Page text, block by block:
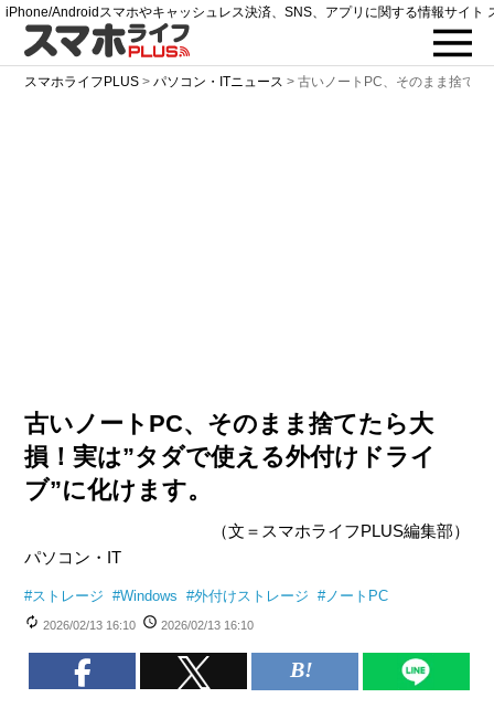
iPhone/Androidスマホやキャッシュレス決済、SNS、アプリに関する情報サイト
スマホライフPLUS >パソコン・ITニュース >古いノートPC、そのまま捨てた
古いノートPC、そのまま捨てたら大
損！実は”タダで使える外付けドライ
ブ”に化けます。
（文＝スマホライフPLUS編集部）
パソコン・IT
#ストレージ #Windows #外付けストレージ #ノートPC
2026/02/13 16:10 2026/02/13 16:10